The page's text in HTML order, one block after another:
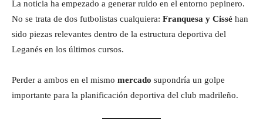
La noticia ha empezado a generar ruido en el entorno pepinero.
No se trata de dos futbolistas cualquiera: Franquesa y Cissé han
sido piezas relevantes dentro de la estructura deportiva del
Leganés en los últimos cursos.
Perder a ambos en el mismo mercado supondría un golpe
importante para la planificación deportiva del club madrileño.